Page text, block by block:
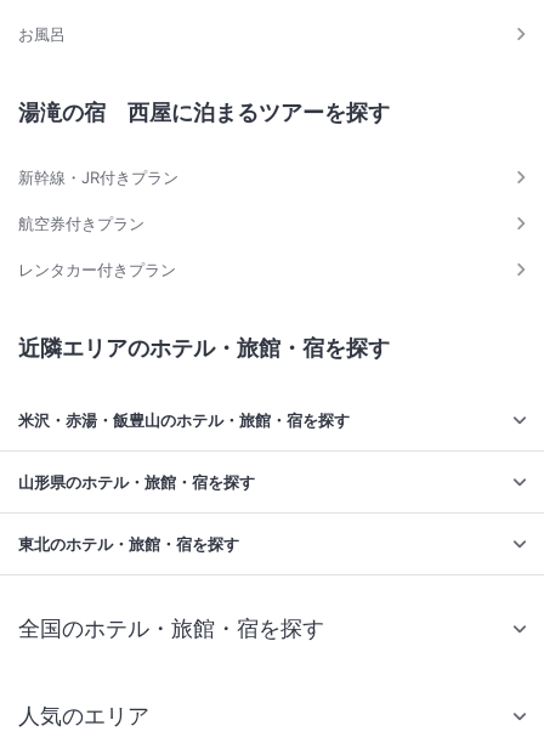
お風呂
湯滝の宿 西屋に泊まるツアーを探す
新幹線・JR付きプラン
航空券付きプラン
レンタカー付きプラン
近隣エリアのホテル・旅館・宿を探す
米沢・赤湯・飯豊山のホテル・旅館・宿を探す
山形県のホテル・旅館・宿を探す
東北のホテル・旅館・宿を探す
全国のホテル・旅館・宿を探す
人気のエリア